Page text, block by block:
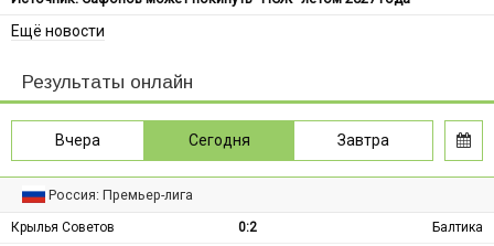
Ещё новости
Результаты онлайн
Вчера Сегодня Завтра
Россия: Премьер-лига
Крылья Советов 0:2
Балтика